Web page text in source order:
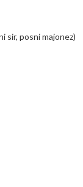
sir, posni majonez)